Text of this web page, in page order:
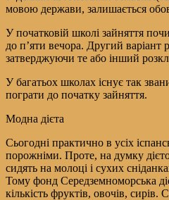
мовою держави, залишається
У початковій школі зайняття
до п’яти вечора. Другий варіант
затверджуючи те або інший
У багатьох школах існує так
пограти до початку зайняття.
Модна дієта
Сьогодні практично в усіх
порожніми. Проте, на думку
сидять на молоці і сухих
Тому фонд Середземноморська
кількість фруктів, овочів,